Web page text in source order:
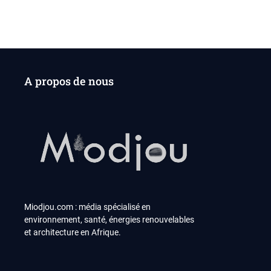
A propos de nous
Miodjou.com : média spécialisé en
environnement, santé, énergies renouvelables
et architecture en Afrique.